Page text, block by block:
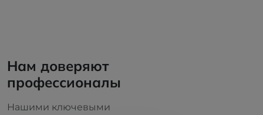
Нам доверяют
профессионалы
Нашими ключевыми